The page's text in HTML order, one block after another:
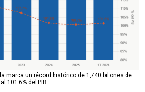
marca un récord histórico de 1,740 billones de
101,6% del PIB